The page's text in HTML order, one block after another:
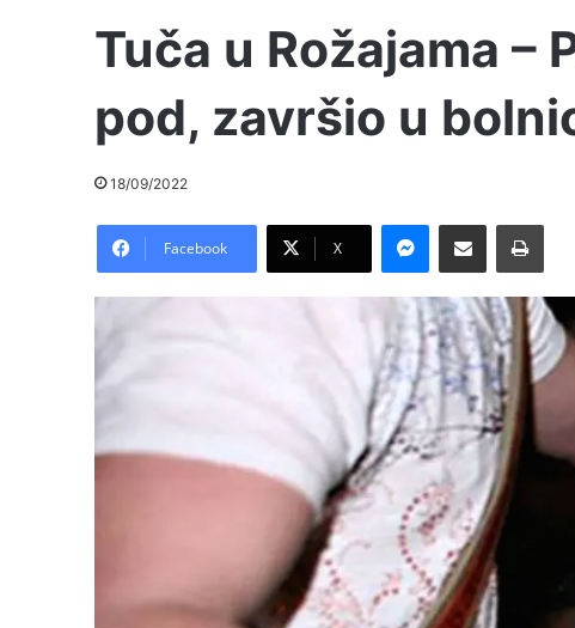
Tuča u Rožajama –
pod, završio u
18/09/2022
Facebook X
Messenger
Pošalji preko E-Maila